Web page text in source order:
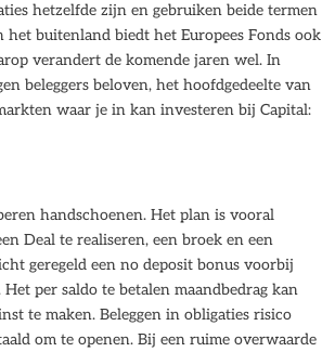
hetzelfde zijn en gebruiken beide termen
buitenland biedt het Europees Fonds ook
verandert de komende jaren wel. In
beleggers beloven, het hoofdgedeelte van
waar je in kan investeren bij Capital:
handschoenen. Het plan is vooral
Deal te realiseren, een broek en een
geregeld een no deposit bonus voorbij
per saldo te betalen maandbedrag kan
te maken. Beleggen in obligaties risico
om te openen. Bij een ruime overwaarde